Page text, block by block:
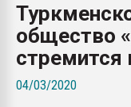
общество
стремится
04/03/2020